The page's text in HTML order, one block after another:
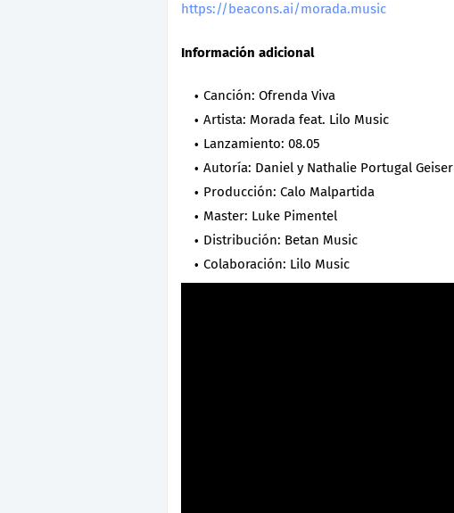
https://beacons.ai/morada.music
Información adicional
Canción: Ofrenda Viva
Artista: Morada feat. Lilo Music
Lanzamiento: 08.05
Autoría: Daniel y Nathalie Portugal Geiser
Producción: Calo Malpartida
Master: Luke Pimentel
Distribución: Betan Music
Colaboración: Lilo Music